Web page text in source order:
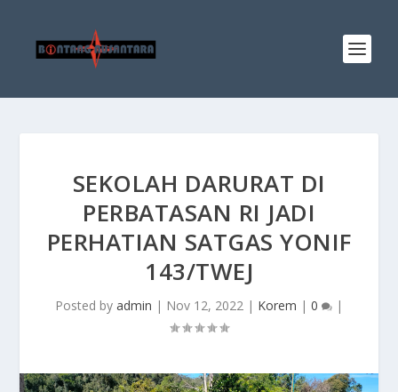
SEKOLAH DARURAT DI
PERBATASAN RI JADI
PERHATIAN SATGAS YONIF
143/TWEJ
Posted by admin | Nov 12, 2022 | Korem | 0 |